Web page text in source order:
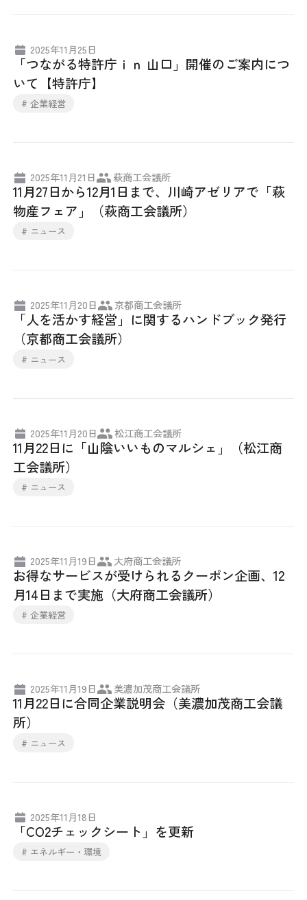
2025年11月25日
「つながる特許庁ｉｎ 山口」開催のご案内につ
いて【特許庁】
# 企業経営
2025年11月21日 萩商工会議所
11月27日から12月1日まで、川崎アゼリアで「萩
物産フェア」（萩商工会議所）
# ニュース
2025年11月20日 京都商工会議所
「人を活かす経営」に関するハンドブック発行
（京都商工会議所）
# ニュース
2025年11月20日 松江商工会議所
11月22日に「山陰いいものマルシェ」（松江商
工会議所）
# ニュース
2025年11月19日 大府商工会議所
お得なサービスが受けられるクーポン企画、12
月14日まで実施（大府商工会議所）
# 企業経営
2025年11月19日 美濃加茂商工会議所
11月22日に合同企業説明会（美濃加茂商工会議
所）
# ニュース
2025年11月18日
「CO2チェックシート」を更新
# エネルギー・環境